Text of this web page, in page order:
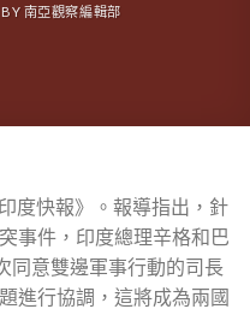
南亞觀察編輯部
度快報》。報導指出，針
事件，印度總理辛格和巴
同意雙邊軍事行動的司長
進行協調，這將成為兩國